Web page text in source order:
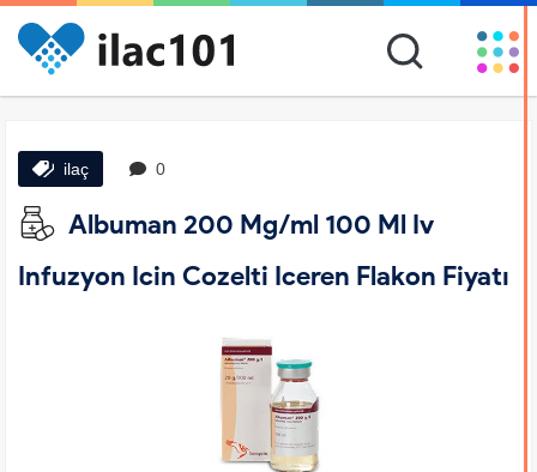
ilaç 0
Albuman 200 Mg/ml 100 Ml Iv
Infuzyon Icin Cozelti Iceren Flakon Fiyatı